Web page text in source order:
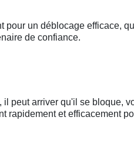
pour un déblocage efficace,
de confiance.
peut arriver qu'il se bloque,
rapidement et efficacement